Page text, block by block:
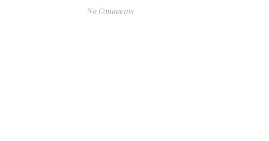
No Comments